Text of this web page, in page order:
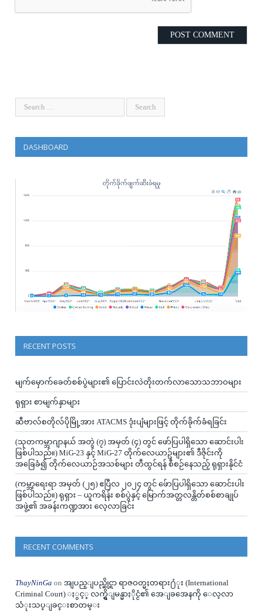
DASHBOARD
RECENT POSTS
မျက်မှောက်ခေတ်စစ်ပွဲများ၏ ပြောင်းလဲတိုးတက်လာသောသဘာဝများ
ရုရှား စာမျက်နှာများ
ဆီဗာလ်စတိုလ်ပိုမြို့အား ATACMS ဒုံးပျံများဖြင့် တိုက်ခိုက်ခံရခြင်း
(သုတကမ္ဘာဂျာနယ် အတွဲ (၇) အမှတ် (၄) တွင် ဖော်ပြပါရှိသော ဆောင်းပါး
ဖြစ်ပါသည်။) MiG-23 နှင့် MiG-27 တိုက်လေယာဥ်များ၏ ဒီဇိုင်းကို
အခြေခံ၍ တိုက်လေယာဉ်အသစ်များ တီထွင်ရန် စီစဉ်နေသည့် ရုရှားနိုင်ငံ
(ကမ္ဘာ့ရေးရာ အမှတ် (၂၅) ဧပြီလ ၂၀၂၄ တွင် ဖ်ောပြပါရှိသော ဆောင်းပါး
ဖြစ်ပါသည်။) ရုရှား – ယူကရိန်း စစ်ပွဲနှင့် မြောက်အတ္တလန္တိတ်စစ်စာချုပ်
အဖွဲ့၏ အခန်းကဏ္ဍအား လေ့လာခြင်း
RECENT COMMENTS
ThayNinGa on အျပည္ျပည္ဆိုင္ရာ ရာဇဝတ္မႈတရား႐ံုး (International
Criminal Court) ႏွင့္ လက္ရွိျမန္မာႏိုင္ငံ၏ အေျခအေနကို ေလ့လာ
သံုးသပ္ျခင္းစာတမ္း